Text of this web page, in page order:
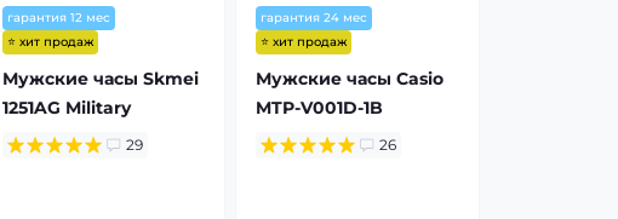
гарантия 12 мес
⭐ хит продаж
Мужские часы Skmei
1251AG Military
29
гарантия 24 мес
⭐ хит продаж
Мужские часы Casio
MTP-V001D-1B
26